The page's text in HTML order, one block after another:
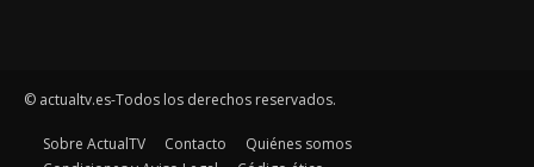
© actualtv.es-Todos los derechos reservados.
Sobre ActualTV Contacto
Quiénes somos